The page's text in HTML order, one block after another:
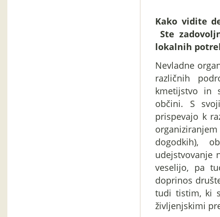
Kako vidite
Ste
lokalnih
Nevladne
različnih
kmetijstvo in
občini. S
prispevajo k
dogodkih),
udejstvovanje
veselijo, pa
doprinos
tudi tistim, ki
življenjskimi